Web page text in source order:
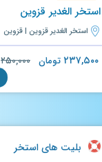
استخر الغدیر قزوین
استخر الغدیر قزوین | قزوین
۲۳۷,۵۰۰تومان ۲۵۰,۰۰۰
بلیت های استخر